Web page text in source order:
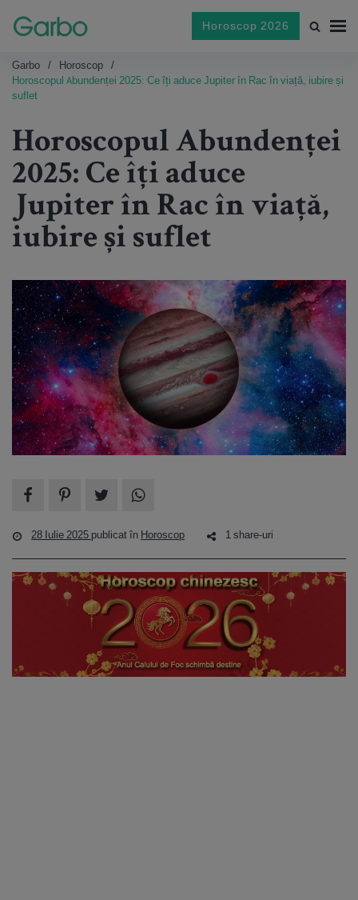
Horoscop 2026
Garbo
Horoscop
Horoscopul Abundenței 2025: Ce îți aduce Jupiter în Rac în viață, iubire și
suflet
Horoscopul Abundenței
2025: Ce îți aduce
Jupiter în Rac în viață,
iubire și suflet
28 Iulie 2025 publicat în Horoscop 1 share-uri